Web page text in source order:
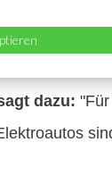
ein
dazu: